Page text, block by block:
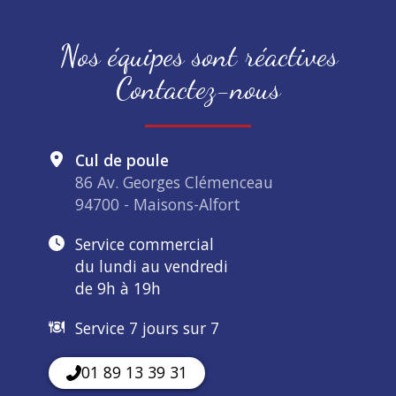
Nos équipes sont réactives
Contactez-nous
Cul de poule
86 Av. Georges Clémenceau
94700 - Maisons-Alfort
Service commercial
du lundi au vendredi
de 9h à 19h
Service 7 jours sur 7
01 89 13 39 31